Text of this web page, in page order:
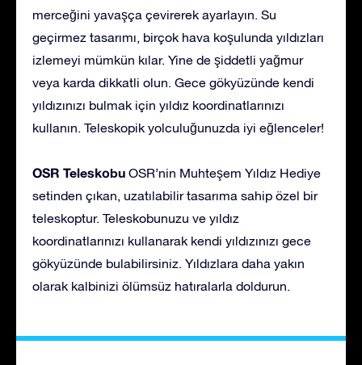
merceğini yavaşça çevirerek ayarlayın. Su
geçirmez tasarımı, birçok hava koşulunda yıldızları
izlemeyi mümkün kılar. Yine de şiddetli yağmur
veya karda dikkatli olun. Gece gökyüzünde kendi
yıldızınızı bulmak için yıldız koordinatlarınızı
kullanın. Teleskopik yolculuğunuzda iyi eğlenceler!
OSR Teleskobu OSR’nin Muhteşem Yıldız Hediye
setinden çıkan, uzatılabilir tasarıma sahip özel bir
teleskoptur. Teleskobunuzu ve yıldız
koordinatlarınızı kullanarak kendi yıldızınızı gece
gökyüzünde bulabilirsiniz. Yıldızlara daha yakın
olarak kalbinizi ölümsüz hatıralarla doldurun.